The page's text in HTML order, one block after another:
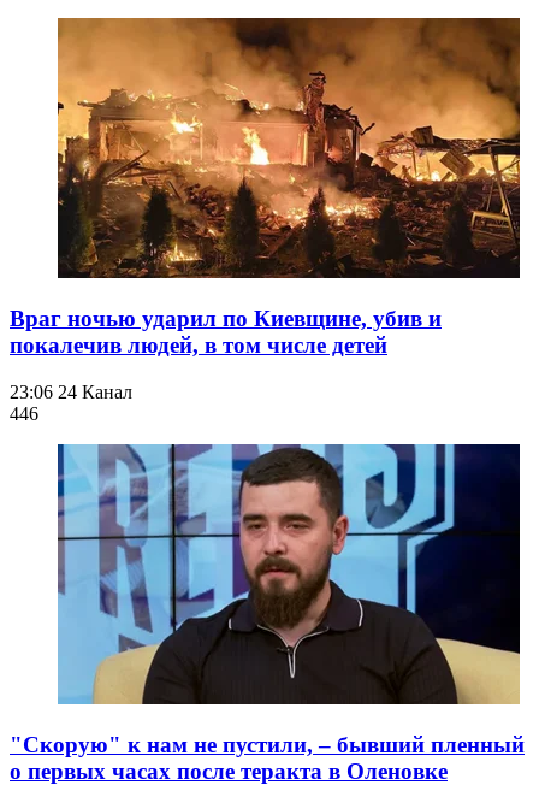
Враг ночью ударил по Киевщине, убив и
покалечив людей, в том числе детей
23:06 24 Канал
446
"Скорую" к нам не пустили, – бывший пленный
о первых часах после теракта в Оленовке